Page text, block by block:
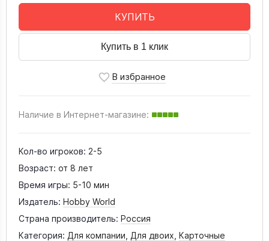
КУПИТЬ
Купить в 1 клик
Наличие в Интернет-магазине:
Кол-во игроков: 2-5
Возраст: от 8 лет
Время игры: 5-10 мин
Издатель: Hobby World
Страна производитель: Россия
Категория: Для компании Для двоих Карточные